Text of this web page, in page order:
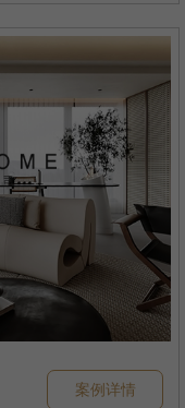
案例详情